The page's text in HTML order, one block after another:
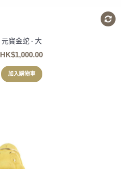
元寶金蛇 - 大
HK$1,000.00
加入購物車